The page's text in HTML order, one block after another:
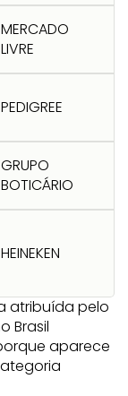
MERCADO
LIVRE
PEDIGREE
GRUPO
BOTICÁRIO
HEINEKEN
atribuída pelo
Brasil
aparece